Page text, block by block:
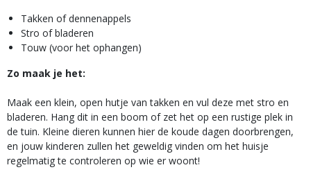
Takken of dennenappels
Stro of bladeren
Touw (voor het ophangen)
Zo maak je het:
Maak een klein, open hutje van takken en vul deze met stro en
bladeren. Hang dit in een boom of zet het op een rustige plek in
de tuin. Kleine dieren kunnen hier de koude dagen doorbrengen,
en jouw kinderen zullen het geweldig vinden om het huisje
regelmatig te controleren op wie er woont!